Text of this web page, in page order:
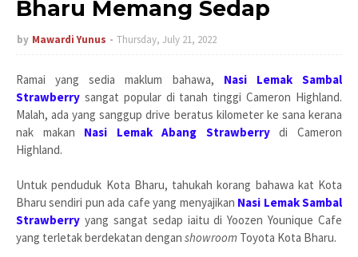
Bharu Memang Sedap
by Mawardi Yunus Thursday, July 21, 2022
Ramai yang sedia maklum bahawa, Nasi Lemak Sambal
Strawberry sangat popular di tanah tinggi Cameron Highland.
Malah, ada yang sanggup drive beratus kilometer ke sana kerana
nak makan Nasi Lemak Abang Strawberrydi Cameron
Highland.
Untuk penduduk Kota Bharu, tahukah korang bahawa kat Kota
Bharu sendiri pun ada cafe yang menyajikan Nasi Lemak Sambal
Strawberry yang sangat sedap iaitu di Yoozen Younique Cafe
yang terletak berdekatan dengan showroom Toyota Kota Bharu.